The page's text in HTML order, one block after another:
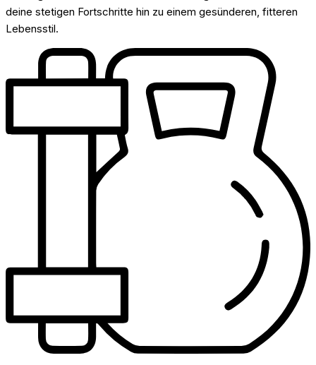
deine stetigen Fortschritte hin zu einem gesünderen, fitteren
Lebensstil.